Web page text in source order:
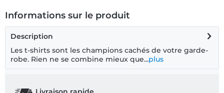
Informations sur le produit
Description
Les t-shirts sont les champions cachés de votre garde-
robe. Rien ne se combine mieux que...plus